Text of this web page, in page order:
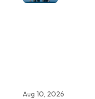
Aug 10, 2026